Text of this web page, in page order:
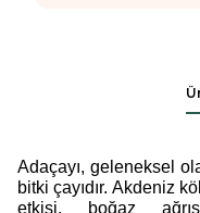
Adaçayı, geleneksel
bitki çayıdır. Akdeniz
etkisi, boğaz